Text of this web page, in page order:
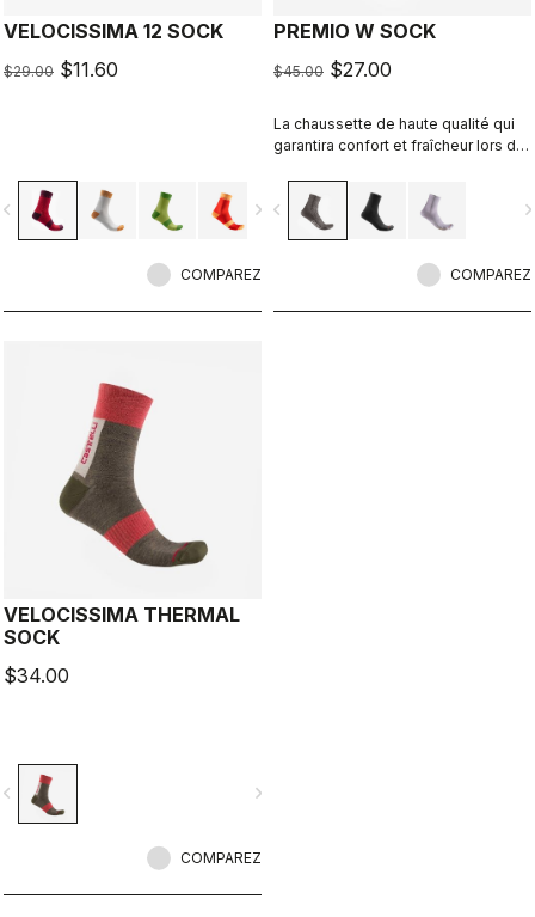
VELOCISSIMA 12 SOCK
$29.00 $11.60
navigate_next
COMPAREZ
PREMIO W SOCK
$45.00 $27.00
La chaussette de haute qualité qui
garantira confort et fraîcheur lors de
haute intensité.
navigate_before
COMPAREZ
VELOCISSIMA THERMAL
SOCK
$34.00
navigate_next
COMPAREZ